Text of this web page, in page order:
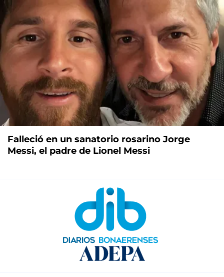
Falleció en un sanatorio rosarino Jorge
Messi, el padre de Lionel Messi